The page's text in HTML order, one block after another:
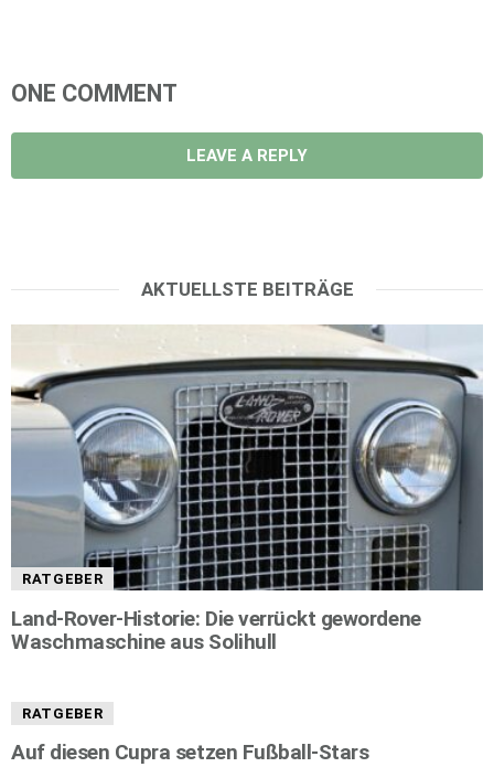
ONE COMMENT
LEAVE A REPLY
AKTUELLSTE BEITRÄGE
RATGEBER
Land-Rover-Historie: Die verrückt gewordene
Waschmaschine aus Solihull
RATGEBER
Auf diesen Cupra setzen Fußball-Stars